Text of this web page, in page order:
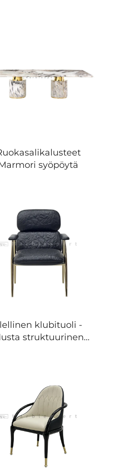
syöpöytä
klubituoli -
struktuurinen
kevyen
ylellisen tyylin
suunnittelu